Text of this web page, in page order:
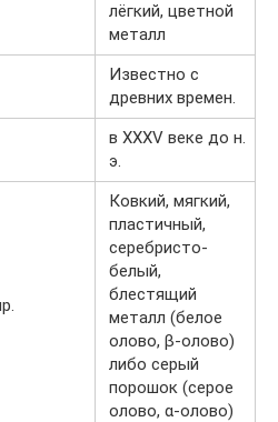
лёгкий, цветной
металл
Известно с
древних времен.
в XXXV веке до н.
э.
Ковкий, мягкий,
пластичный,
серебристо-
белый,
блестящий
металл (белое
олово, β-олово)
либо серый
порошок (серое
олово, α-олово)